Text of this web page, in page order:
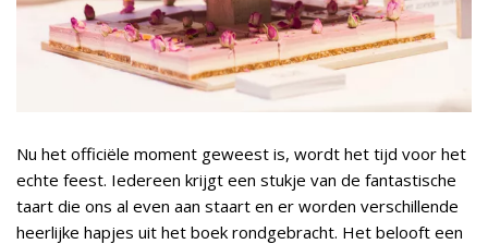
Nu het officiële moment geweest is, wordt het tijd voor het
echte feest. Iedereen krijgt een stukje van de fantastische
taart die ons al even aan staart en er worden verschillende
heerlijke hapjes uit het boek rondgebracht. Het belooft een